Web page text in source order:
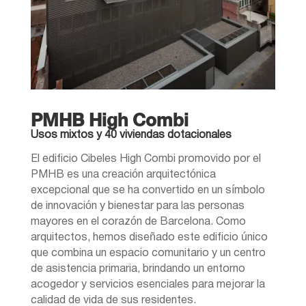
PMHB High Combi
Usos mixtos y 40 viviendas dotacionales
El edificio Cibeles High Combi promovido por el
PMHB es una creación arquitectónica
excepcional que se ha convertido en un símbolo
de innovación y bienestar para las personas
mayores en el corazón de Barcelona. Como
arquitectos, hemos diseñado este edificio único
que combina un espacio comunitario y un centro
de asistencia primaria, brindando un entorno
acogedor y servicios esenciales para mejorar la
calidad de vida de sus residentes.